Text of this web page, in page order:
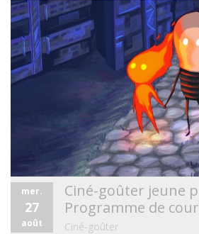
mer.
27
août
Ciné-goûter jeune
Programme de
Ciné-goûter